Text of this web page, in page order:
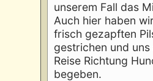
unserem Fall das
Auch hier haben
frisch gezapften
gestrichen und
Reise Richtung
begeben.